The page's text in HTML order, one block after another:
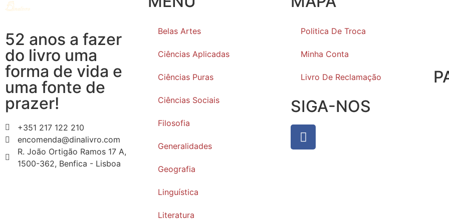
52 anos a fazer
do livro uma
forma de vida e
uma fonte de
prazer!
+351 217 122 210
encomenda@dinalivro.com
R. João Ortigão Ramos 17 A,
1500-362, Benfica - Lisboa
Belas Artes
Ciências Aplicadas
Ciências Puras
Ciências Sociais
Filosofia
Generalidades
Geografia
Linguística
Literatura
Politica De Troca
Minha Conta
Livro De Reclamação
SIGA-NOS